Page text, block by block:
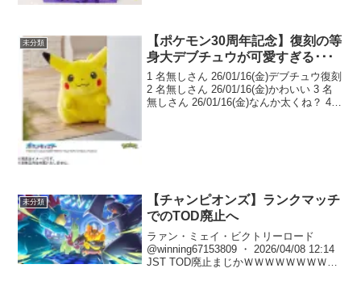
未分類
【ポケモン30周年記念】復刻の等
身大デブチュウが可愛すぎる･･･
1 名無しさん 26/01/16(金)デブチュウ復刻
2 名無しさん 26/01/16(金)かわいい 3 名
無しさん 26/01/16(金)なんか太くね？ 4
未分類
【チャンピオンズ】ランクマッチ
でのTOD廃止へ
ラァン・ミェイ・ビクトリーロード
@winning67153809 ・ 2026/04/08 12:14
JST TOD廃止まじかＷＷＷＷＷＷＷＷＷ